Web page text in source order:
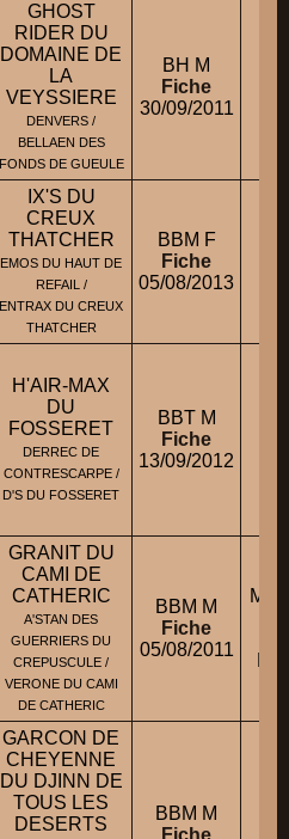
GHOST
RIDER DU
DOMAINE DE
LA
VEYSSIERE
DENVERS /
BELLAEN DES
FONDS DE GUEULE
BH M
Fiche
30/09/2011
IX'S DU
CREUX
THATCHER
EMOS DU HAUT DE
REFAIL /
ENTRAX DU CREUX
THATCHER
BBM F
Fiche
05/08/2013
H'AIR-MAX
DU
FOSSERET
DERREC DE
CONTRESCARPE /
D'S DU FOSSERET
BBT M
Fiche
13/09/2012
GRANIT DU
CAMI DE
CATHERIC
A'STAN DES
GUERRIERS DU
CREPUSCULE /
VERONE DU CAMI
DE CATHERIC
BBM M
Fiche
05/08/2011
GARCON DE
CHEYENNE
DU DJINN DE
TOUS LES
DESERTS
BBM M